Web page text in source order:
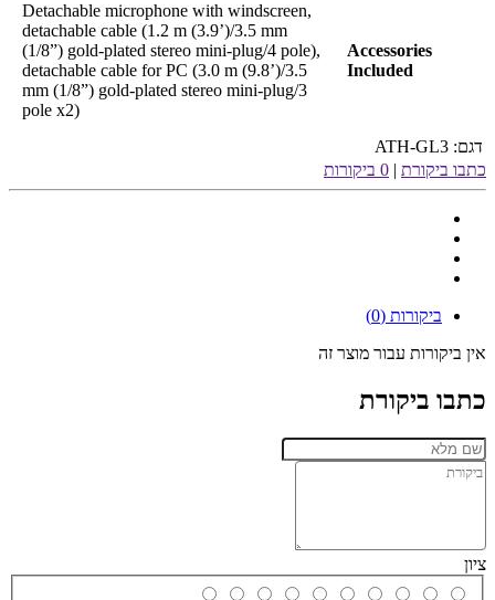
Accessories
Included
Detachable microphone with windscreen,
detachable cable (1.2 m (3.9’)/3.5 mm
(1/8”) gold-plated stereo mini-plug/4 pole),
detachable cable for PC (3.0 m (9.8’)/3.5
mm (1/8”) gold-plated stereo mini-plug/3
pole x2)
דגם: ATH-GL3
כתבו ביקורת | 0 ביקורות
ביקורות (0)
אין ביקורות עבור מוצר זה
כתבו ביקורת
ציון